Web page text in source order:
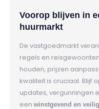
Voorop blijven in
huurmarkt
De vastgoedmarkt
regels en
houden, prijzen
kwaliteit is cruciaal. Blijf
updates, vergunningen
een winstgevend en veilig